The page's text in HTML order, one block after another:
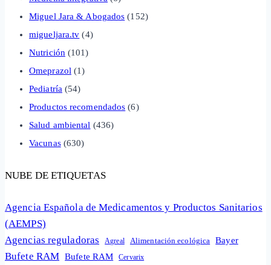
Miguel Jara & Abogados (152)
migueljara.tv (4)
Nutrición (101)
Omeprazol (1)
Pediatría (54)
Productos recomendados (6)
Salud ambiental (436)
Vacunas(630)
NUBE DE ETIQUETAS
Agencia Española de Medicamentos y Productos Sanitarios
(AEMPS)
Agencias reguladoras
Agreal Alimentación ecológica Bayer
Bufete RAM Bufete RAM Cervarix